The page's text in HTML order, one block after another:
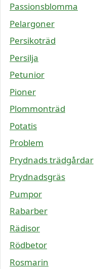
Passionsblomma
Pelargoner
Persikoträd
Persilja
Petunior
Pioner
Plommonträd
Potatis
Problem
Prydnads trädgårdar
Prydnadsgräs
Pumpor
Rabarber
Rädisor
Rödbetor
Rosmarin